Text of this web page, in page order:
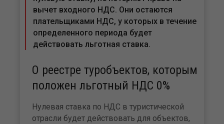
вычет входного НДС. Они остаются
плательщиками НДС, у которых в течение
определенного периода будет
действовать льготная ставка.
О реестре туробъектов, которым
положен льготный НДС 0%
Нулевая ставка по НДС в туристической
отрасли будет действовать для объектов,